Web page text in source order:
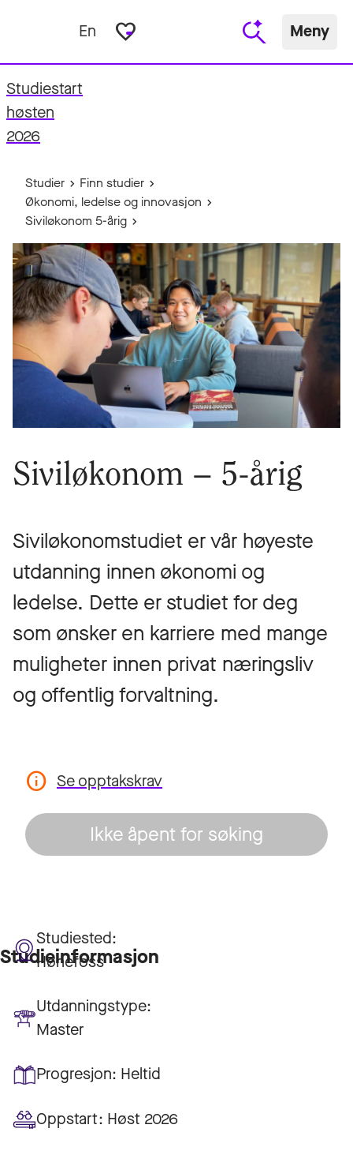
En favorite_border Meny
Studiestart
høsten
2026
Studier
Finn studier
Økonomi, ledelse og innovasjon
Siviløkonom 5-årig
Siviløkonom – 5-årig
Siviløkonomstudiet er vår høyeste
utdanning innen økonomi og
ledelse. Dette er studiet for deg
som ønsker en karriere med mange
muligheter innen privat næringsliv
og offentlig forvaltning.
Se opptakskrav
Ikke åpent for søking
Studieinformasjon
Studiested:
Hønefoss
Utdanningstype:
Master
Progresjon: Heltid
Oppstart: Høst 2026